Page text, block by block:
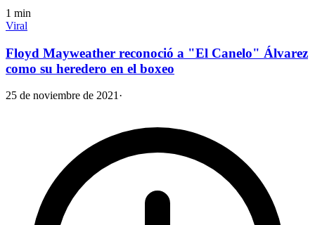
1 min
Viral
Floyd Mayweather reconoció a "El Canelo" Álvarez
como su heredero en el boxeo
25 de noviembre de 2021 ·